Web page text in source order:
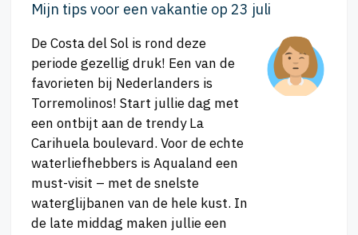
Mijn tips voor een vakantie op 23 juli
De Costa del Sol is rond deze
periode gezellig druk! Een van de
favorieten bij Nederlanders is
Torremolinos! Start jullie dag met
een ontbijt aan de trendy La
Carihuela boulevard. Voor de echte
waterliefhebbers is Aqualand een
must-visit – met de snelste
waterglijbanen van de hele kust. In
de late middag maken jullie een